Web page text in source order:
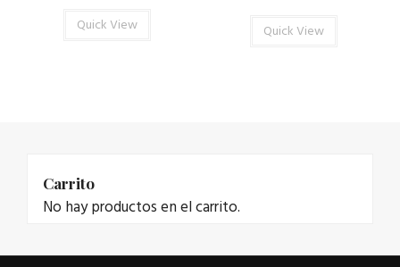
Quick View Quick View
Carrito
No hay productos en el carrito.